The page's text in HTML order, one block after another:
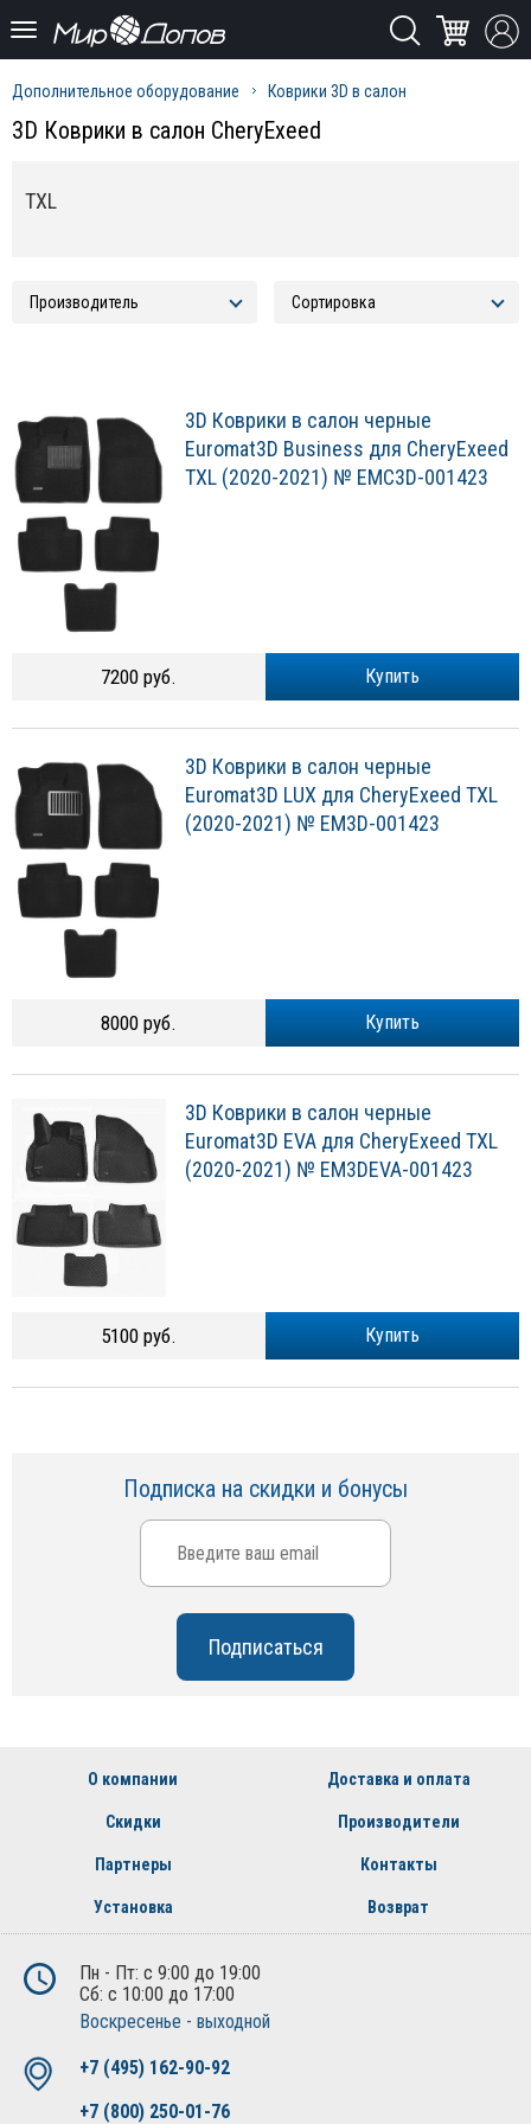
Дополнительное оборудование Коврики 3D в салон
3D Коврики в салон CheryExeed
TXL
3D Коврики в салон черные
Euromat3D Business для CheryExeed
TXL (2020-2021) № EMC3D-001423
Купить
7200 руб.
3D Коврики в салон черные
Euromat3D LUX для CheryExeed TXL
(2020-2021) № EM3D-001423
Купить
8000 руб.
3D Коврики в салон черные
Euromat3D EVA для CheryExeed TXL
(2020-2021) № EM3DEVA-001423
Купить
5100 руб.
Подписка на скидки и бонусы
О компании Доставка и оплата
Скидки Производители
Партнеры Контакты
Установка Возврат
Пн - Пт: с 9:00 до 19:00
Сб: с 10:00 до 17:00
Воскресенье - выходной
+7 (495) 162-90-92
+7 (800) 250-01-76